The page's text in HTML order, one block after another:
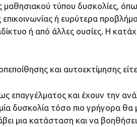
μαθησιακού τύπου δυσκολίες,
ή ευρύτερα
ή από άλλες ουσίες. Η
και αυτοεκτίμησης
και έχουν την
τόσο πιο γρήγορα θα
μια κατάσταση και να βοηθήσει